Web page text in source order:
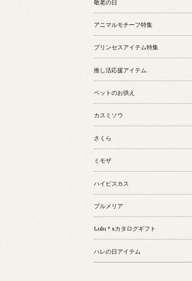
敬老の日
アニマルモチーフ特集
プリンセスアイテム特集
推し活応援アイテム
ペットのお供え
カスミソウ
さくら
ミモザ
ハイビスカス
プルメリア
Lulu＊sカタログギフト
ハレの日アイテム